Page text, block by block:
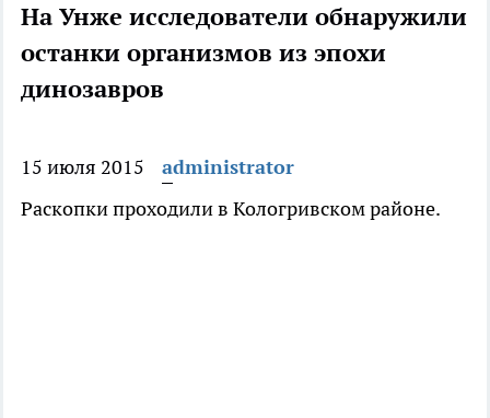
На Унже исследователи обнаружили
останки организмов из эпохи
динозавров
15 июля 2015
administrator
Раскопки проходили в Кологривском районе.